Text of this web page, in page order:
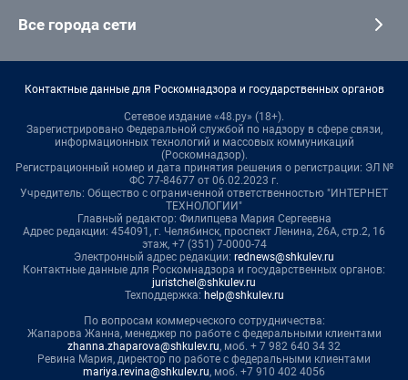
Все города сети
Контактные данные для Роскомнадзора и государственных органов
Сетевое издание «48.ру» (18+).
Зарегистрировано Федеральной службой по надзору в сфере связи,
информационных технологий и массовых коммуникаций
(Роскомнадзор).
Регистрационный номер и дата принятия решения о регистрации: ЭЛ №
ФС 77-84677 от 06.02.2023 г.
Учредитель: Общество с ограниченной ответственностью "ИНТЕРНЕТ
ТЕХНОЛОГИИ"
Главный редактор: Филипцева Мария Сергеевна
Адрес редакции: 454091, г. Челябинск, проспект Ленина, 26А, стр.2, 16
этаж, +7 (351) 7-0000-74
Электронный адрес редакции: rednews@shkulev.ru
Контактные данные для Роскомнадзора и государственных органов:
juristchel@shkulev.ru
Техподдержка: help@shkulev.ru
По вопросам коммерческого сотрудничества:
Жапарова Жанна, менеджер по работе с федеральными клиентами
zhanna.zhaparova@shkulev.ru, моб. + 7 982 640 34 32
Ревина Мария, директор по работе с федеральными клиентами
mariya.revina@shkulev.ru, моб. +7 910 402 4056